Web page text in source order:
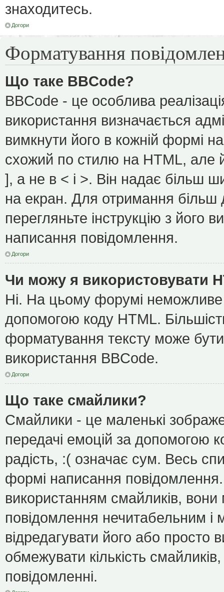
знаходитесь.
Догори
Форматування
Що таке BBCode?
BBCode - це особлива
використання визначається
вимкнути його в кожній формі
схожий по стилю на HTML, але
], а не в < і >. Він надає більш
на екран. Для отримання більш
перегляньте інструкцію з його
написання повідомлення.
Догори
Чи можу я використовувати
Ні. На цьому форумі
допомогою коду HTML.
форматування тексту може
використання BBCode.
Догори
Що таке смайлики?
Смайлики - це маленькі
передачі емоцій за допомогою
радість, :( означає сум. Весь
формі написання
використанням смайликів,
повідомлення нечитабельним
відредагувати його або
обмежувати кількість
повідомленні.